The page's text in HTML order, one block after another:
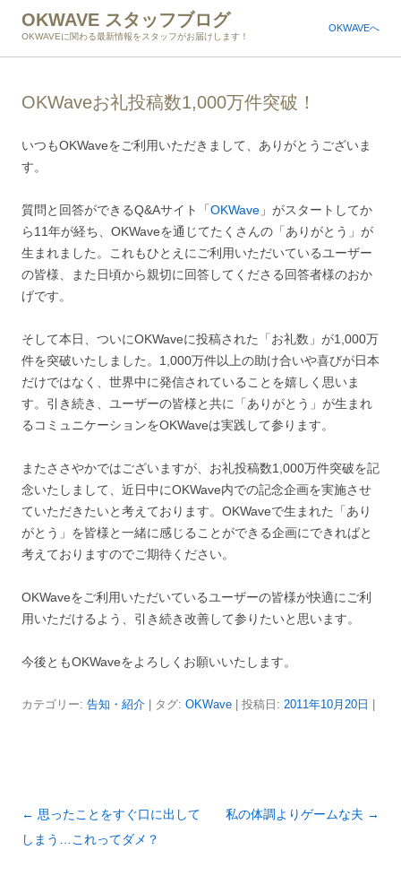
OKWAVE スタッフブログ
OKWAVEに関わる最新情報をスタッフがお届けします！
OKWAVEへ
OKWaveお礼投稿数1,000万件突破！
いつもOKWaveをご利用いただきまして、ありがとうございま
す。
質問と回答ができるQ&Aサイト「OKWave 」がスタートしてか
ら11年が経ち、OKWaveを通じてたくさんの「ありがとう」が
生まれました。これもひとえにご利用いただいているユーザー
の皆様、また日頃から親切に回答してくださる回答者様のおか
げです。
そして本日、ついにOKWaveに投稿された「お礼数」が1,000万
件を突破いたしました。1,000万件以上の助け合いや喜びが日本
だけではなく、世界中に発信されていることを嬉しく思いま
す。引き続き、ユーザーの皆様と共に「ありがとう」が生まれ
るコミュニケーションをOKWaveは実践して参ります。
またささやかではございますが、お礼投稿数1,000万件突破を記
念いたしまして、近日中にOKWave内での記念企画を実施させ
ていただきたいと考えております。OKWaveで生まれた「あり
がとう」を皆様と一緒に感じることができる企画にできればと
考えておりますのでご期待ください。
OKWaveをご利用いただいているユーザーの皆様が快適にご利
用いただけるよう、引き続き改善して参りたいと思います。
今後ともOKWaveをよろしくお願いいたします。
カテゴリー: 告知・紹介 | タグ: OKWave | 投稿日: 2011年10月20日
投
稿
← 思ったことをすぐ口に出して
しまう…これってダメ？
私の体調よりゲームな夫 →